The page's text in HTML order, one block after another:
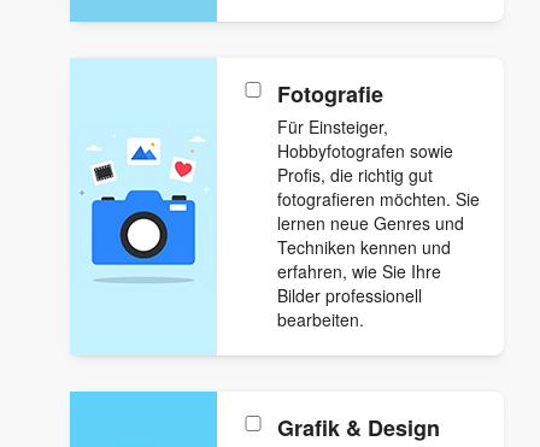
Fotografie
Für Einsteiger,
Hobbyfotografen sowie
Profis, die richtig gut
fotografieren möchten. Sie
lernen neue Genres und
Techniken kennen und
erfahren, wie Sie Ihre
Bilder professionell
bearbeiten.
Grafik & Design